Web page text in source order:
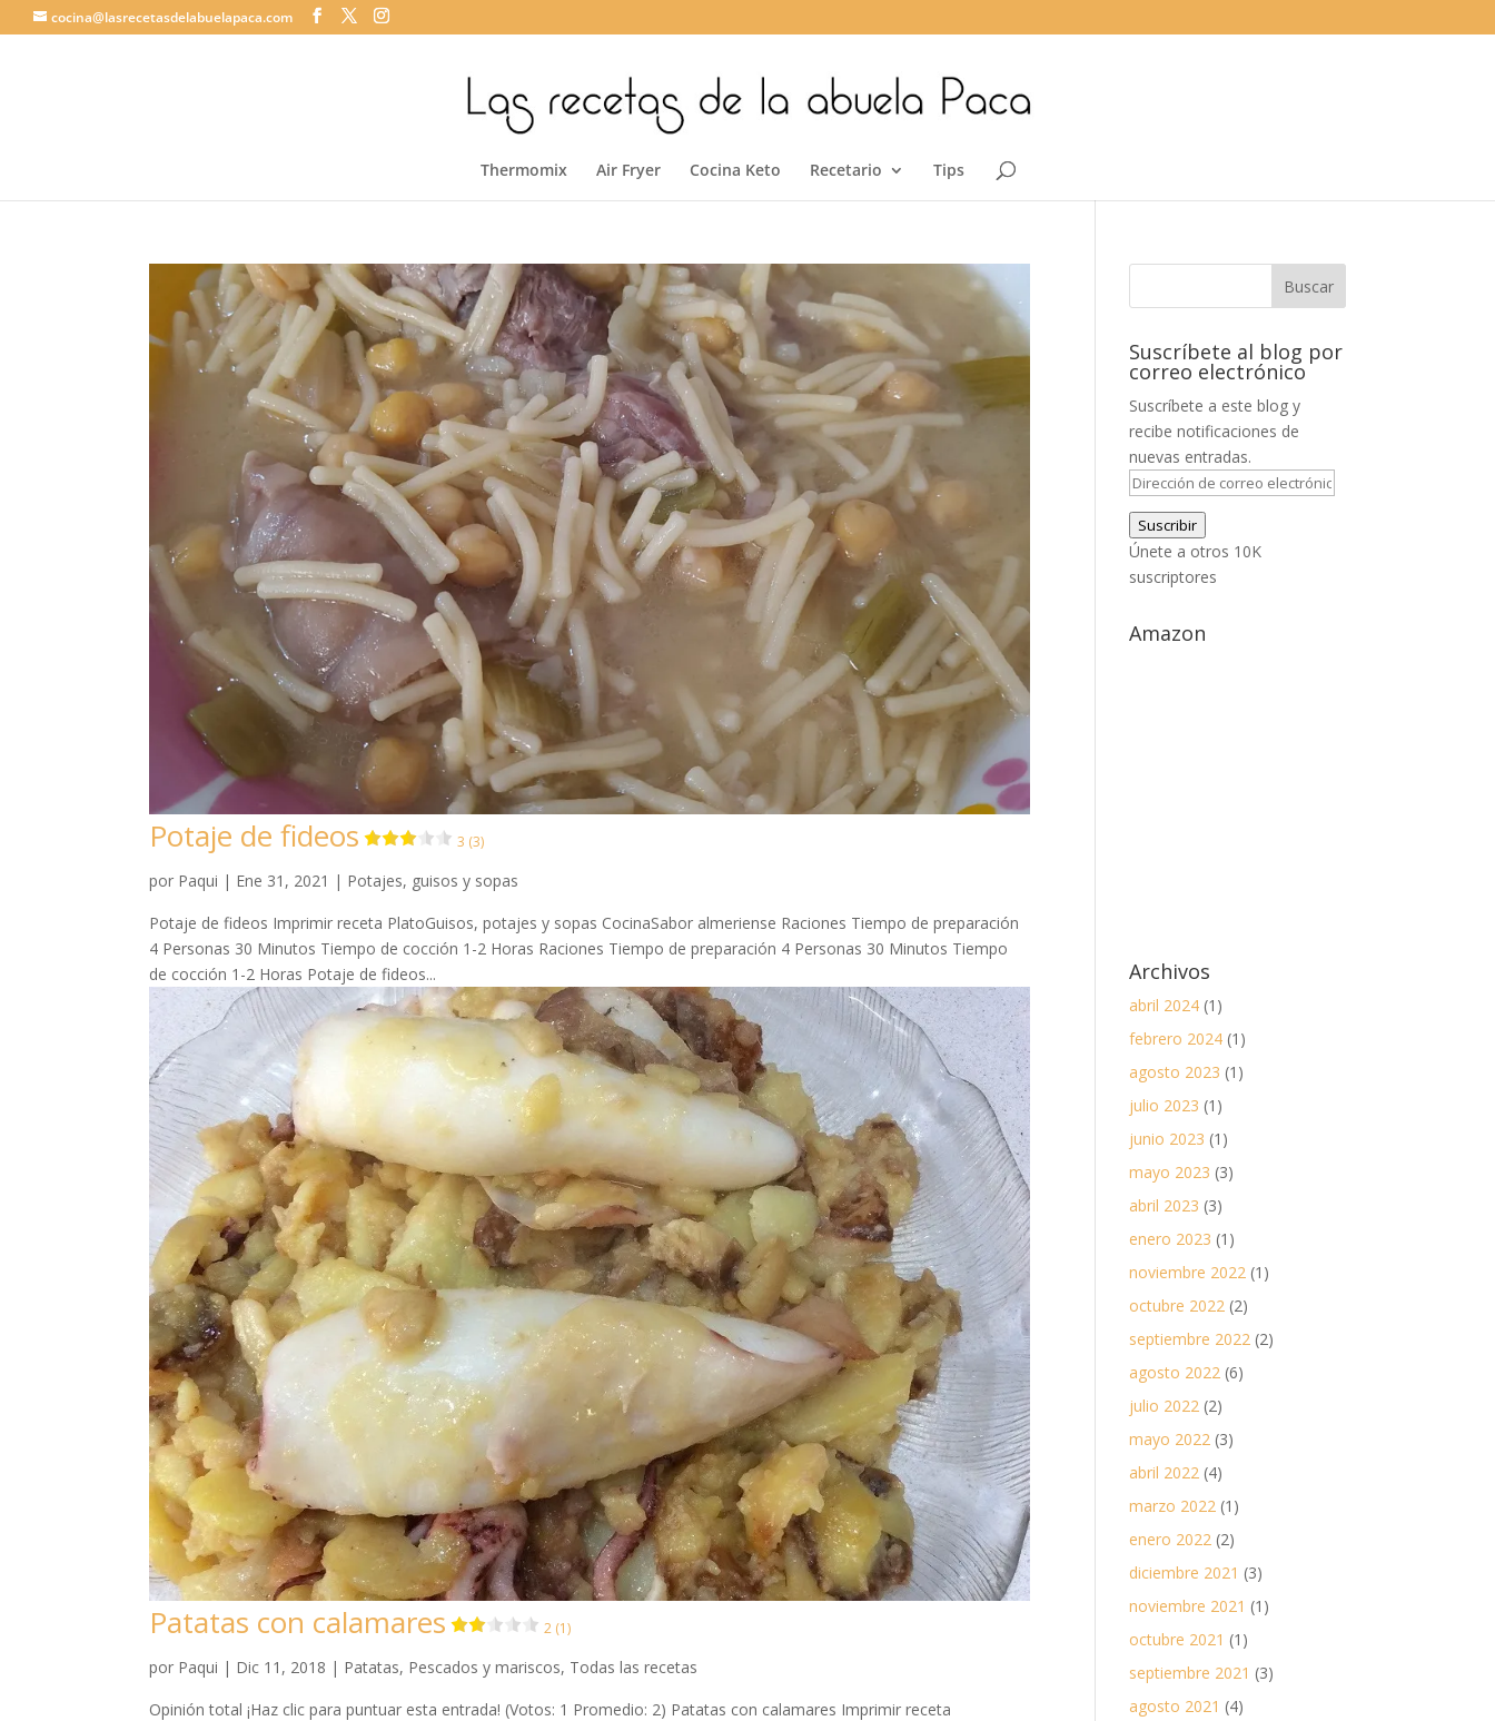
cocina@lasrecetasdelabuelapaca.com
Thermomix Air Fryer Cocina Keto Recetario Tips
Potaje de fideos 3 (3)
por Paqui | Ene 31, 2021 | Potajes, guisos y sopas
Potaje de fideos Imprimir receta PlatoGuisos, potajes y sopas CocinaSabor almeriense Raciones Tiempo de preparación
4 Personas 30 Minutos Tiempo de cocción 1-2 Horas Raciones Tiempo de preparación 4 Personas 30 Minutos Tiempo
de cocción 1-2 Horas Potaje de fideos...
Patatas con calamares 2 (1)
por Paqui | Dic 11, 2018 | Patatas, Pescados y mariscos, Todas las recetas
Opinión total ¡Haz clic para puntuar esta entrada! (Votos: 1 Promedio: 2) Patatas con calamares Imprimir receta
Suscríbete al blog por
correo electrónico
Suscríbete a este blog y
recibe notificaciones de
nuevas entradas.
Dirección
de
correo
electrónico
Suscribir
Únete a otros 10K
suscriptores
Amazon
Archivos
abril 2024 (1)
febrero 2024 (1)
agosto 2023 (1)
julio 2023 (1)
junio 2023 (1)
mayo 2023 (3)
abril 2023 (3)
enero 2023 (1)
noviembre 2022 (1)
octubre 2022 (2)
septiembre 2022 (2)
agosto 2022 (6)
julio 2022 (2)
mayo 2022 (3)
abril 2022 (4)
marzo 2022 (1)
enero 2022 (2)
diciembre 2021 (3)
noviembre 2021 (1)
octubre 2021 (1)
septiembre 2021 (3)
agosto 2021 (4)